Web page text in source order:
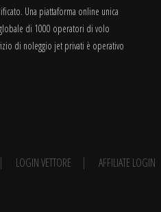
Una piattaforma online unica
di 1000 operatori di volo
di noleggio jet privati è operativo
LOGIN VETTORE AFFILIATE LOGIN